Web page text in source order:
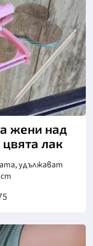
жени над
лак
удължават